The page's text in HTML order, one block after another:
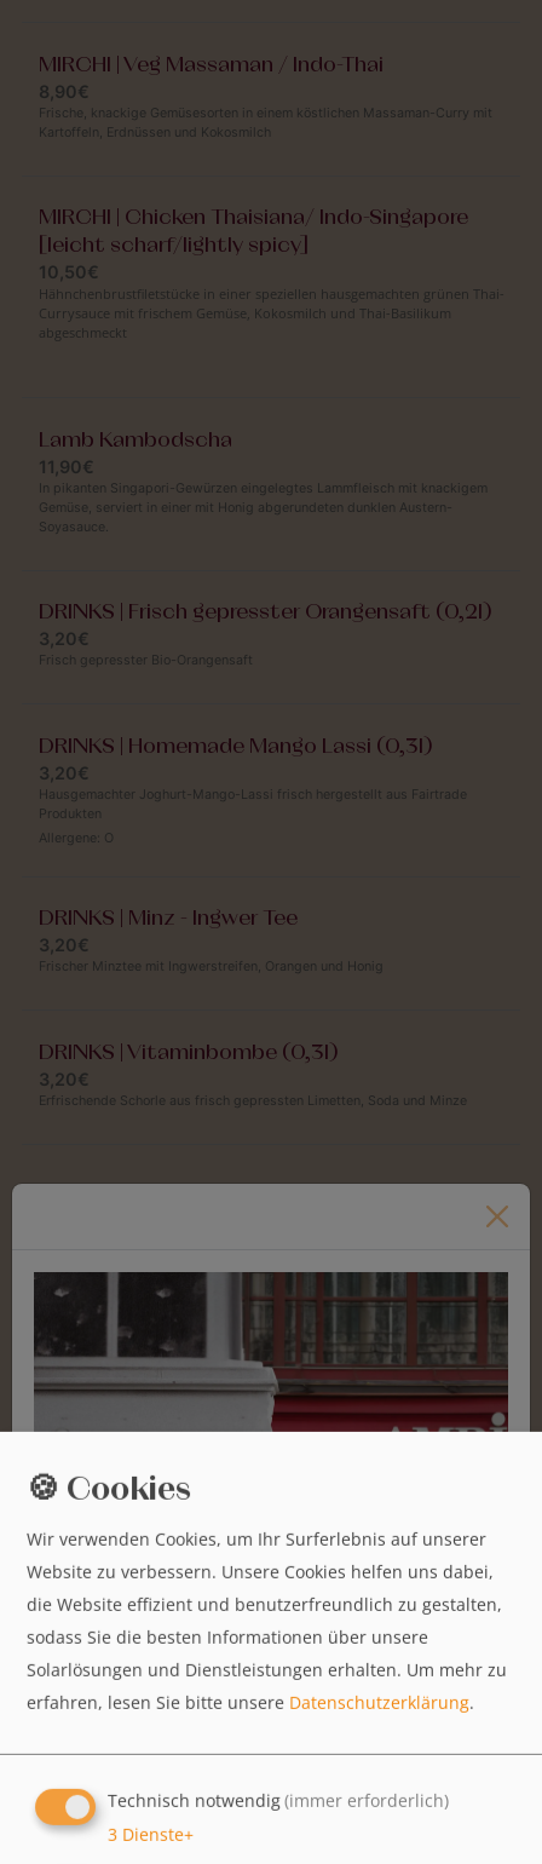
MIRCHI | Veg Massaman / Indo-Thai
8,90€
Frische, knackige Gemüsesorten in einem köstlichen Massaman-Curry mit
Kartoffeln, Erdnüssen und Kokosmilch
MIRCHI | Chicken Thaisiana/ Indo-Singapore
[leicht scharf/lightly spicy]
10,50€
Hähnchenbrustfiletstücke in einer speziellen hausgemachten grünen Thai-
Currysauce mit frischem Gemüse, Kokosmilch und Thai-Basilikum
abgeschmeckt
Lamb Kambodscha
11,90€
In pikanten Singapori-Gewürzen eingelegtes Lammfleisch mit knackigem
Gemüse, serviert in einer mit Honig abgerundeten dunklen Austern-
Soyasauce.
DRINKS | Frisch gepresster Orangensaft (0,2l)
3,20€
Frisch gepresster Bio-Orangensaft
DRINKS | Homemade Mango Lassi (0,3l)
3,20€
Hausgemachter Joghurt-Mango-Lassi frisch hergestellt aus Fairtrade
Produkten
Allergene: O
DRINKS | Minz - Ingwer Tee
3,20€
Frischer Minztee mit Ingwerstreifen, Orangen und Honig
DRINKS | Vitaminbombe (0,3l)
3,20€
Erfrischende Schorle aus frisch gepressten Limetten, Soda und Minze
Amritsari Chole (leicht scharf)
Kichererbsen gegart in einer nordindischen Sauce mit einer speziellen
Angoori Kofte
8,90€
Kartoffeln in einer nussigen und cremigen Sauce
Chicken Curry
zubereitet
Goan Chicken Masala (leicht scharf)
🍪 Cookies
Wir verwenden Cookies, um Ihr Surferlebnis auf unserer
Website zu verbessern. Unsere Cookies helfen uns dabei,
die Website effizient und benutzerfreundlich zu gestalten,
sodass Sie die besten Informationen über unsere
Solarlösungen und Dienstleistungen erhalten. Um mehr zu
erfahren, lesen Sie bitte unsere Datenschutzerklärung.
Technisch notwendig(immer erforderlich)
3 Dienste+